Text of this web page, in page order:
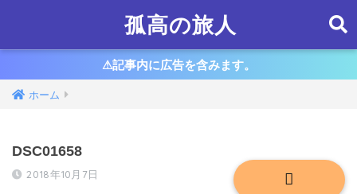
孤高の旅人
⚠︎記事内に広告を含みます。
ホーム
DSC01658
2018年10月7日